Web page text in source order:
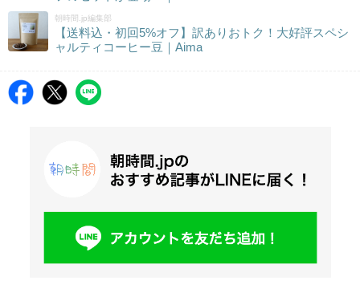
朝時間.jp編集部
【送料込・初回5%オフ】訳ありおトク！大好評スペシ
ャルティコーヒー豆｜Aima